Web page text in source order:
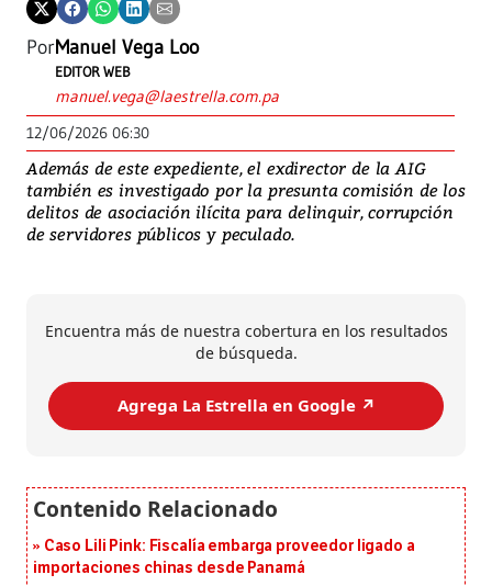
PorManuel Vega Loo
EDITOR WEB
manuel.vega@laestrella.com.pa
12/06/2026 06:30
Además de este expediente, el exdirector de la AIG
también es investigado por la presunta comisión de los
delitos de asociación ilícita para delinquir, corrupción
de servidores públicos y peculado.
Encuentra más de nuestra cobertura en los resultados
de búsqueda.
Agrega La Estrella en Google ↗️
Caso Lili Pink: Fiscalía embarga proveedor ligado a
importaciones chinas desde Panamá